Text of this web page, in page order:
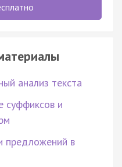
анализ текста
суффиксов и
предложений в